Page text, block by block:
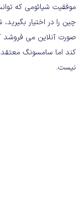
موفقیت شیائومی که
چین را در اختیار
صورت آنلاین می فروشد
کند اما سامسونگ
نیست.